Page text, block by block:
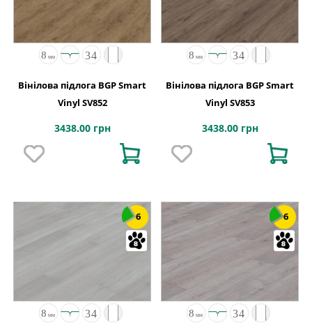
Вінілова підлога BGP Smart
Vinyl SV852
3438.00 грн
Вінілова підлога BGP Smart
Vinyl SV853
3438.00 грн
6 6